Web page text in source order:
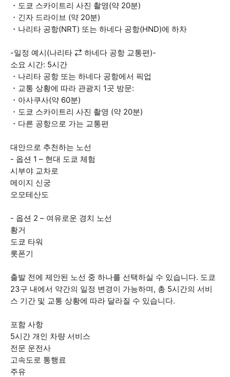
・도쿄 스카이트리 사진 촬영(약 20분)
・긴자 드라이브 (약 20분)
・나리타 공항(NRT) 또는 하네다 공항(HND)에 하차
-일정 예시(나리타 ⇄ 하네다 공항 교통편)-
소요 시간: 5시간
・나리타 공항 또는 하네다 공항에서 픽업
・교통 상황에 따라 관광지 1곳 방문:
・아사쿠사(약 60분)
・도쿄 스카이트리 사진 촬영 (약 20분)
・다른 공항으로 가는 교통편
대안으로 추천하는 노선
- 옵션 1 – 현대 도쿄 체험
시부야 교차로
메이지 신궁
오모테산도
- 옵션 2 – 여유로운 경치 노선
황거
도쿄 타워
롯폰기
출발 전에 제안된 노선 중 하나를 선택하실 수 있습니다. 도쿄
23구 내에서 약간의 일정 변경이 가능하며, 총 5시간의 서비
스 기간 및 교통 상황에 따라 달라질 수 있습니다.
포함 사항
5시간 개인 차량 서비스
전문 운전사
고속도로 통행료
주유